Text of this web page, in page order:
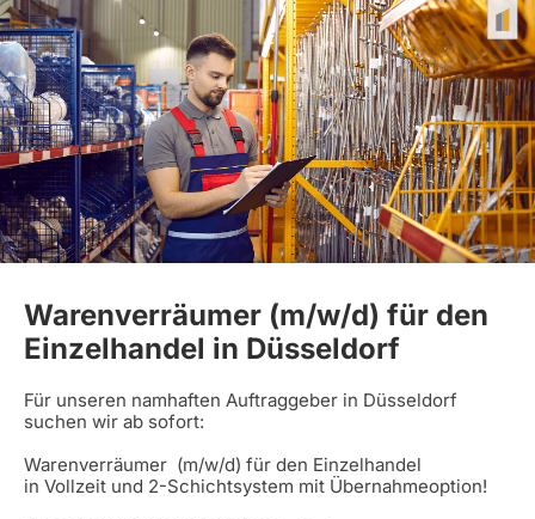
Warenverräumer (m/w/d) für den
Einzelhandel in Düsseldorf
Für unseren namhaften Auftraggeber in Düsseldorf
suchen wir ab sofort:
Warenverräumer (m/w/d) für den Einzelhandel
in Vollzeit und 2-Schichtsystem mit Übernahmeoption!